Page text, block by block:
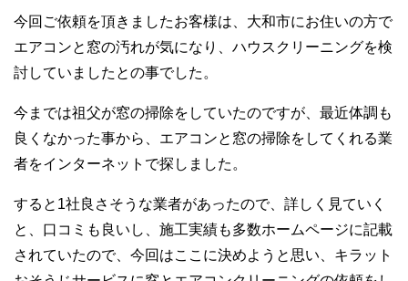
今回ご依頼を頂きましたお客様は、大和市にお住いの方で
エアコンと窓の汚れが気になり、ハウスクリーニングを検
討していましたとの事でした。
今までは祖父が窓の掃除をしていたのですが、最近体調も
良くなかった事から、エアコンと窓の掃除をしてくれる業
者をインターネットで探しました。
すると1社良さそうな業者があったので、詳しく見ていく
と、口コミも良いし、施工実績も多数ホームページに記載
されていたので、今回はここに決めようと思い、キラット